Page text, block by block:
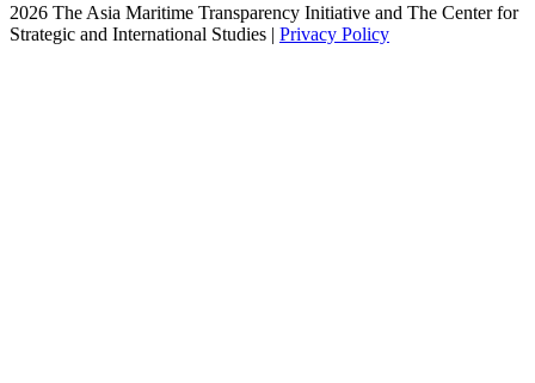
2026 The Asia Maritime Transparency Initiative and The Center for
Strategic and International Studies | Privacy Policy